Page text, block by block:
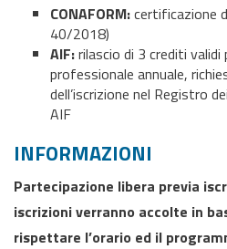
CONAFORM:certificazione
40/2018)
AIF:rilascio di 3 crediti validi
professionale annuale,
dell’iscrizione nel Registro
AIF
INFORMAZIONI
Partecipazione libera previa
iscrizioni verranno accolte in
rispettare l’orario ed il